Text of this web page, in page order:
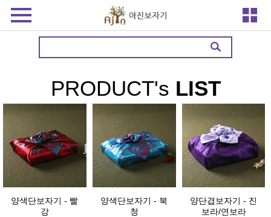
PRODUCT's LIST
양색단보자기 - 빨
강
양색단보자기 - 북
청
양단겹보자기 - 진
보라/연보라